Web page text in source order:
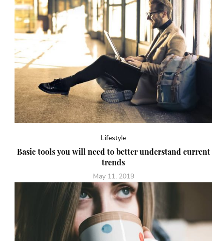
Lifestyle
Basic tools you will need to better understand current
trends
May 11, 2019